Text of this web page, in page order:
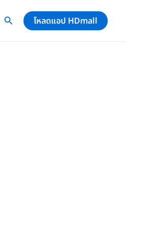
โหลดแอป HDmall